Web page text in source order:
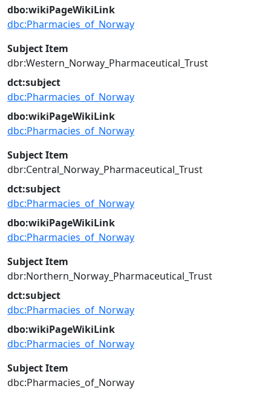
dbo:wikiPageWikiLink
dbc:Pharmacies_of_Norway
Subject Item
dbr:Western_Norway_Pharmaceutical_Trust
dct:subject
dbc:Pharmacies_of_Norway
dbo:wikiPageWikiLink
dbc:Pharmacies_of_Norway
Subject Item
dbr:Central_Norway_Pharmaceutical_Trust
dct:subject
dbc:Pharmacies_of_Norway
dbo:wikiPageWikiLink
dbc:Pharmacies_of_Norway
Subject Item
dbr:Northern_Norway_Pharmaceutical_Trust
dct:subject
dbc:Pharmacies_of_Norway
dbo:wikiPageWikiLink
dbc:Pharmacies_of_Norway
Subject Item
dbc:Pharmacies_of_Norway